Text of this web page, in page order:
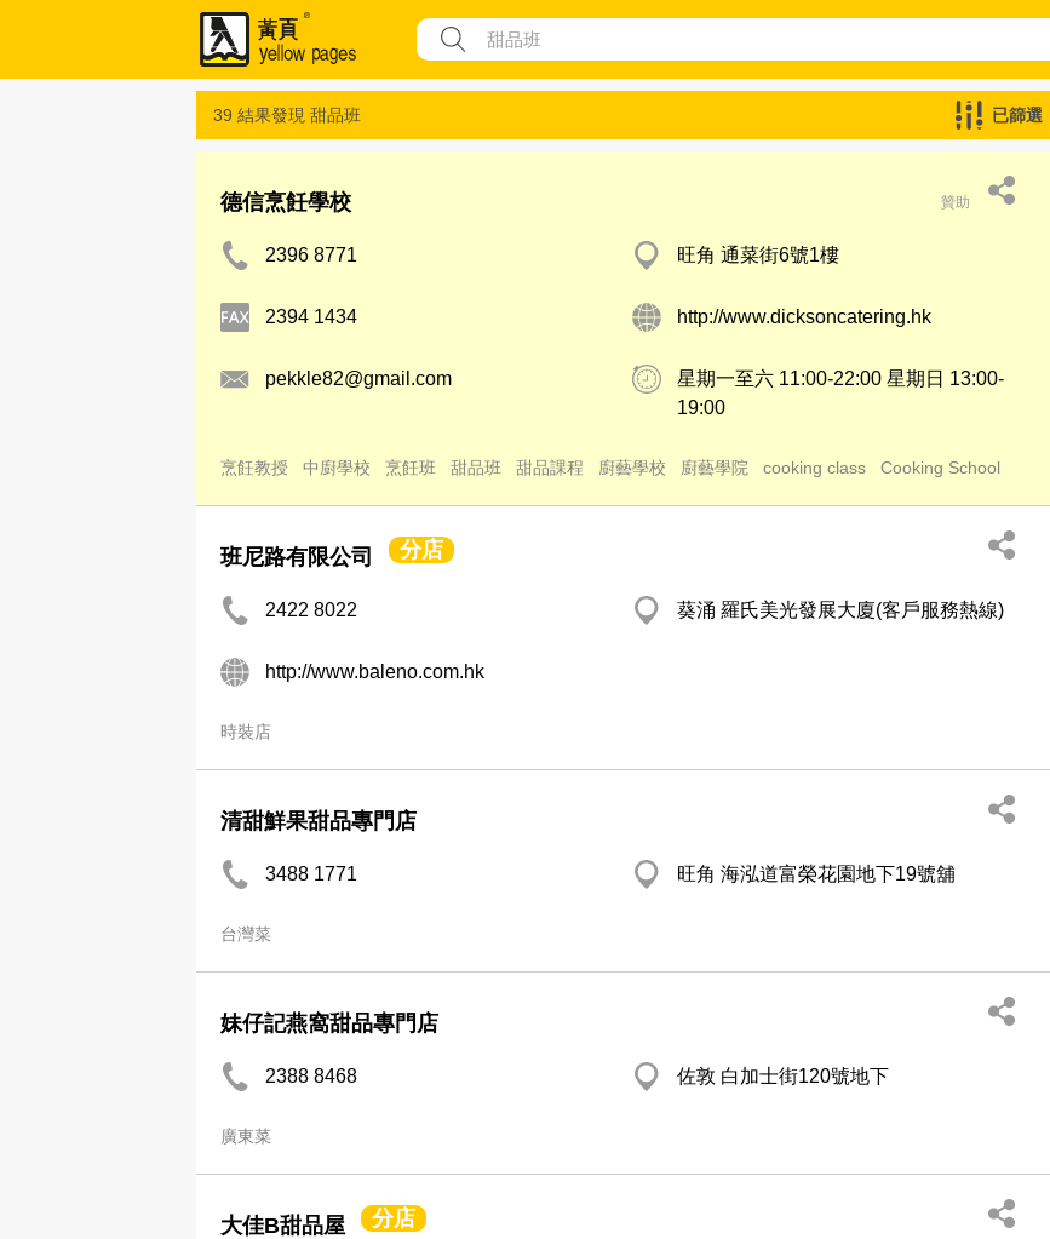
39 結果發現 甜品班 已篩選
德信烹飪學校 贊助
2396 8771 旺角 通菜街6號1樓
2394 1434 http://www.dicksoncatering.hk
pekkle82@gmail.com
星期一至六 11:00-22:00 星期日 13:00-
19:00
烹飪教授 中廚學校 烹飪班 甜品班 甜品課程 廚藝學校 廚藝學院 cooking class Cooking School
班尼路有限公司 分店
2422 8022 葵涌 羅氏美光發展大廈(客戶服務熱線)
http://www.baleno.com.hk
時裝店
清甜鮮果甜品專門店
3488 1771 旺角 海泓道富榮花園地下19號舖
台灣菜
妹仔記燕窩甜品專門店
2388 8468 佐敦 白加士街120號地下
廣東菜
大佳B甜品屋 分店